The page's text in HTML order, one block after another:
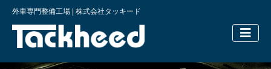
外車専門整備工場 | 株式会社タッキード
横浜の外